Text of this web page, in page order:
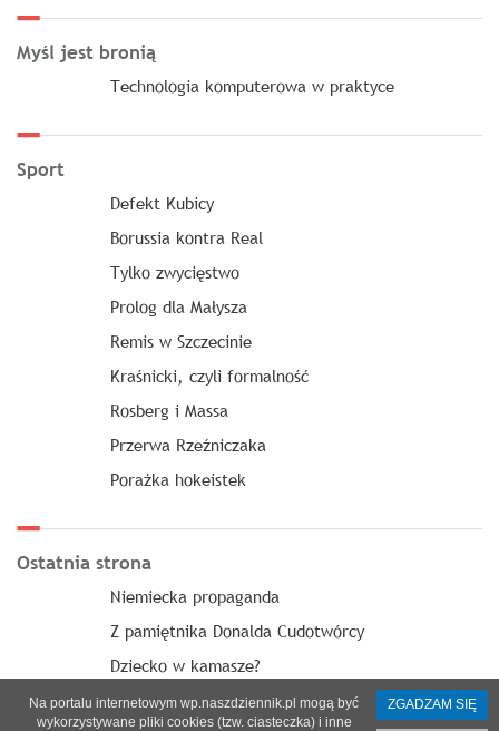
Myśl jest bronią
Technologia komputerowa w praktyce
Sport
Defekt Kubicy
Borussia kontra Real
Tylko zwycięstwo
Prolog dla Małysza
Remis w Szczecinie
Kraśnicki, czyli formalność
Rosberg i Massa
Przerwa Rzeźniczaka
Porażka hokeistek
Ostatnia strona
Niemiecka propaganda
Z pamiętnika Donalda Cudotwórcy
Dziecko w kamasze?
Na portalu internetowym wp.naszdziennik.pl mogą być
wykorzystywane pliki cookies (tzw. ciasteczka) i inne
ZGADZAM SIĘ